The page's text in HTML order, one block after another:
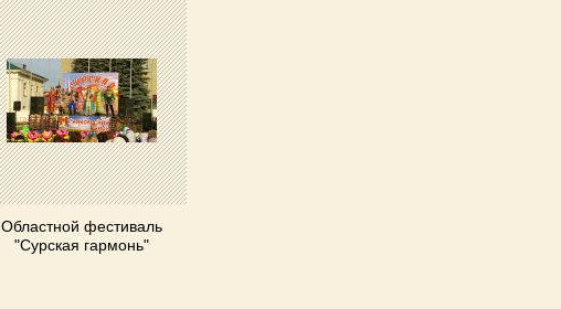
Областной фестиваль
"Сурская гармонь"